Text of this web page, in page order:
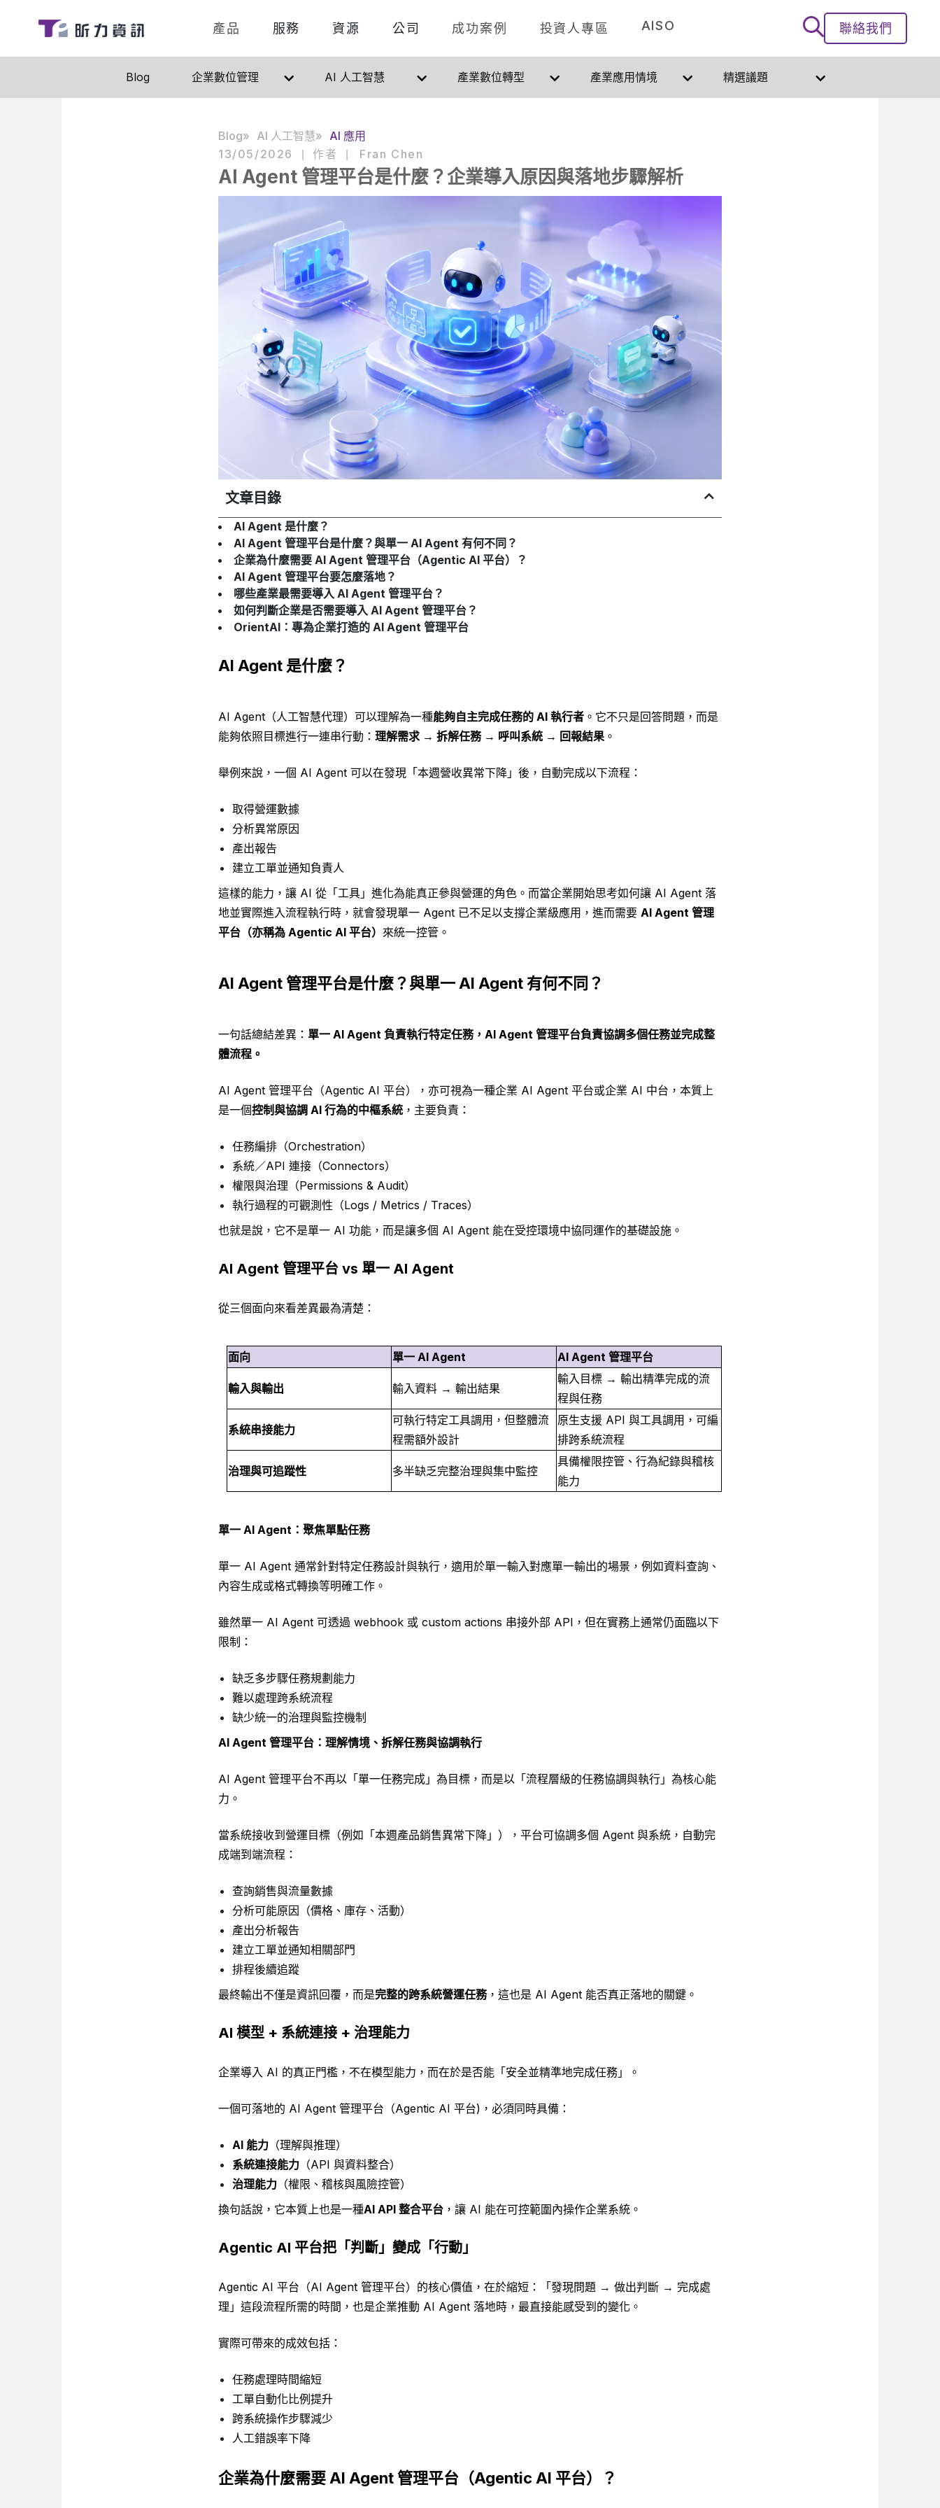
產品 服務 資源 公司 成功案例 投資人專區 AISO 聯絡我們
Blog 企業數位管理 AI 人工智慧 產業數位轉型 產業應用情境 精選議題
Blog AI 人工智慧
AI 應用
13/05/2026
作者 Fran Chen
AI Agent 管理平台是什麼？企業導入原因與落地步驟解析
文章目錄
AI Agent 是什麼？
AI Agent 管理平台是什麼？與單一 AI Agent 有何不同？
企業為什麼需要 AI Agent 管理平台（Agentic AI 平台）？
AI Agent 管理平台要怎麼落地？
哪些產業最需要導入 AI Agent 管理平台？
如何判斷企業是否需要導入 AI Agent 管理平台？
OrientAI：專為企業打造的 AI Agent 管理平台
AI Agent 是什麼？
AI Agent（人工智慧代理）可以理解為一種能夠自主完成任務的 AI 執行者 。它不只是回答問題，而是
能夠依照目標進行一連串行動： 理解需求 → 拆解任務 → 呼叫系統 → 回報結果 。
舉例來說，一個 AI Agent 可以在發現「本週營收異常下降」後，自動完成以下流程：
取得營運數據
分析異常原因
產出報告
建立工單並通知負責人
這樣的能力，讓 AI 從「工具」進化為能真正參與營運的角色。而當企業開始思考如何讓 AI Agent 落
地並實際進入流程執行時，就會發現單一 Agent 已不足以支撐企業級應用，進而需要 AI Agent 管理
平台（亦稱為 Agentic AI 平台） 來統一控管。
AI Agent 管理平台是什麼？與單一 AI Agent 有何不同？
一句話總結差異： 單一 AI Agent 負責執行特定任務，AI Agent 管理平台負責協調多個任務並完成整
體流程。
AI Agent 管理平台（Agentic AI 平台），亦可視為一種企業 AI Agent 平台或企業 AI 中台，本質上
是一個控制與協調 AI 行為的中樞系統 ，主要負責：
任務編排（Orchestration）
系統／API 連接（Connectors）
權限與治理（Permissions & Audit）
執行過程的可觀測性（Logs / Metrics / Traces）
也就是說，它不是單一 AI 功能，而是讓多個 AI Agent 能在受控環境中協同運作的基礎設施。
AI Agent 管理平台 vs 單一 AI Agent
從三個面向來看差異最為清楚：
面向 單一 AI Agent AI Agent 管理平台
輸入與輸出 輸入資料 → 輸出結果
輸入目標 → 輸出精準完成的流
程與任務
系統串接能力
可執行特定工具調用，但整體流
程需額外設計
原生支援 API 與工具調用，可編
排跨系統流程
治理與可追蹤性 多半缺乏完整治理與集中監控
具備權限控管、行為紀錄與稽核
能力
單一 AI Agent：聚焦單點任務
單一 AI Agent 通常針對特定任務設計與執行，適用於單一輸入對應單一輸出的場景，例如資料查詢、
內容生成或格式轉換等明確工作。
雖然單一 AI Agent 可透過 webhook 或 custom actions 串接外部 API，但在實務上通常仍面臨以下
限制：
缺乏多步驟任務規劃能力
難以處理跨系統流程
缺少統一的治理與監控機制
AI Agent 管理平台：理解情境、拆解任務與協調執行
AI Agent 管理平台不再以「單一任務完成」為目標，而是以「流程層級的任務協調與執行」為核心能
力。
當系統接收到營運目標（例如「本週產品銷售異常下降」），平台可協調多個 Agent 與系統，自動完
成端到端流程：
查詢銷售與流量數據
分析可能原因（價格、庫存、活動）
產出分析報告
建立工單並通知相關部門
排程後續追蹤
最終輸出不僅是資訊回覆，而是完整的跨系統營運任務，這也是 AI Agent 能否真正落地的關鍵。
AI 模型 + 系統連接 + 治理能力
企業導入 AI 的真正門檻，不在模型能力，而在於是否能「安全並精準地完成任務」。
一個可落地的 AI Agent 管理平台（Agentic AI 平台)，必須同時具備：
AI 能力 （理解與推理）
系統連接能力 （API 與資料整合）
治理能力 （權限、稽核與風險控管）
換句話說，它本質上也是一種AI API 整合平台 ，讓 AI 能在可控範圍內操作企業系統。
Agentic AI 平台把「判斷」變成「行動」
Agentic AI 平台（AI Agent 管理平台）的核心價值，在於縮短：「發現問題 → 做出判斷 → 完成處
理」這段流程所需的時間，也是企業推動 AI Agent 落地時，最直接能感受到的變化。
實際可帶來的成效包括：
任務處理時間縮短
工單自動化比例提升
跨系統操作步驟減少
人工錯誤率下降
企業為什麼需要 AI Agent 管理平台（Agentic AI 平台）？